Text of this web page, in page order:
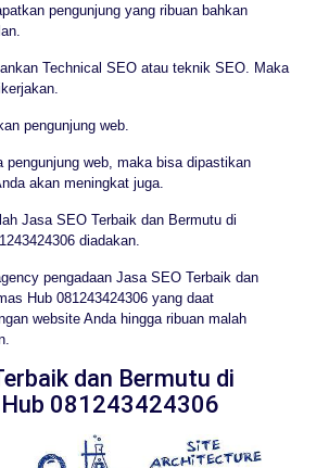
pengunjung yang ribuan bahkan
Technical SEO atau teknik SEO. Maka
pengunjung web.
pengunjung web, maka bisa dipastikan
akan meningkat juga.
Jasa SEO Terbaik dan Bermutu di
diadakan.
pengadaan Jasa SEO Terbaik dan
Hub 081243424306 yang daat
website Anda hingga ribuan malah
dan Bermutu di
081243424306